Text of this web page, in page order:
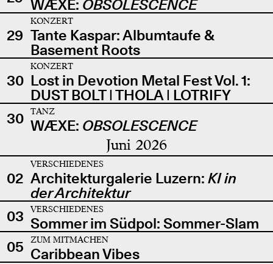
WÆXE: OBSOLESCENCE
29
KONZERT
Tante Kaspar: Albumtaufe &
Basement Roots
30
KONZERT
Lost in Devotion Metal Fest Vol. 1:
DUST BOLT | THOLA | LOTRIFY
30
TANZ
WÆXE: OBSOLESCENCE
Juni 2026
02
VERSCHIEDENES
Architekturgalerie Luzern: KI in
der Architektur
03
VERSCHIEDENES
Sommer im Südpol: Sommer-Slam
05
ZUM MITMACHEN
Caribbean Vibes